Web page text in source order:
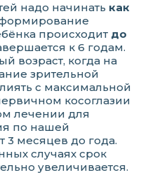
надо начинать как
формирование
происходит до
к 6 годам.
возраст, когда на
зрительной
с максимальной
косоглазии
лечении для
по нашей
3 месяцев до года.
случаях срок
увеличивается.